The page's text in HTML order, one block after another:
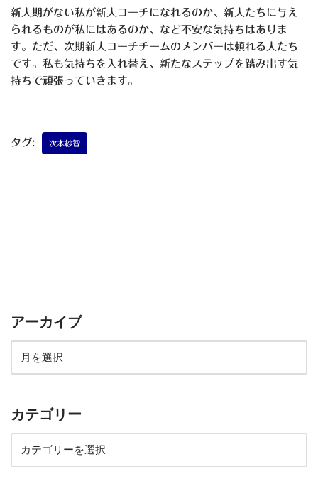
新人期がない私が新人コーチになれるのか、新人たちに与え
られるものが私にはあるのか、など不安な気持ちはありま
す。ただ、次期新人コーチチームのメンバーは頼れる人たち
です。私も気持ちを入れ替え、新たなステップを踏み出す気
持ちで頑張っていきます。
タグ: 次本紗智
アーカイブ
カテゴリー